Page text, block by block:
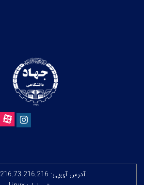
آدرس آی‌پی: 216.73.216.216